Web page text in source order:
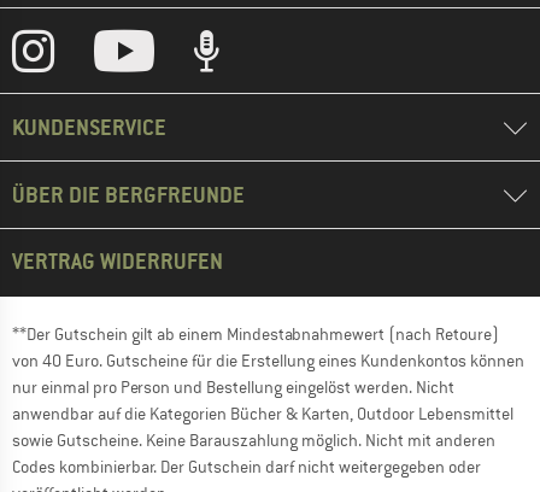
KUNDENSERVICE
ÜBER DIE BERGFREUNDE
VERTRAG WIDERRUFEN
**Der Gutschein gilt ab einem Mindestabnahmewert (nach Retoure)
von 40 Euro. Gutscheine für die Erstellung eines Kundenkontos können
nur einmal pro Person und Bestellung eingelöst werden. Nicht
anwendbar auf die Kategorien Bücher & Karten, Outdoor Lebensmittel
sowie Gutscheine. Keine Barauszahlung möglich. Nicht mit anderen
Codes kombinierbar. Der Gutschein darf nicht weitergegeben oder